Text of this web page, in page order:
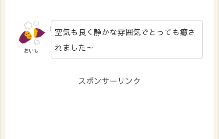
おいも
空気も良く静かな雰囲気でとっても癒さ
れました～
スポンサーリンク